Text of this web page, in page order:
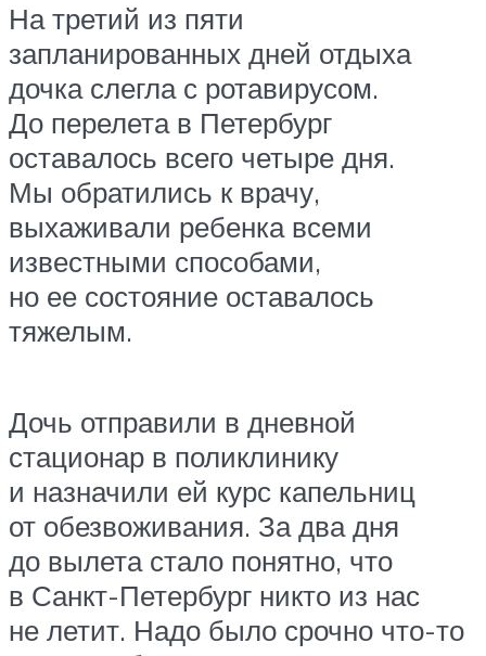
На третий из пяти
запланированных дней отдыха
дочка слегла с ротавирусом.
До перелета в Петербург
оставалось всего четыре дня.
Мы обратились к врачу,
выхаживали ребенка всеми
известными способами,
но ее состояние оставалось
тяжелым.
Дочь отправили в дневной
стационар в поликлинику
и назначили ей курс капельниц
от обезвоживания. За два дня
до вылета стало понятно, что
в Санкт-Петербург никто из нас
не летит. Надо было срочно что-то